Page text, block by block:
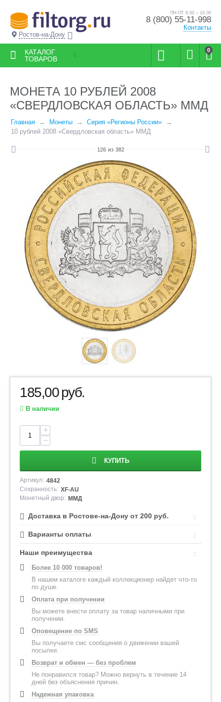
Ростов-на-Дону
ПН-ПТ 8.00 – 16.00
8 (800) 55-11-998
Контакты
0
КАТАЛОГ
ТОВАРОВ
МОНЕТА 10 РУБЛЕЙ 2008
«СВЕРДЛОВСКАЯ ОБЛАСТЬ» ММД
Главная Монеты
Серия «Регионы России»
10 рублей 2008 «Свердловская область» ММД
126 из 382
185,00руб.
В наличии
+
−
КУПИТЬ
Артикул: 4842
Сохранность: XF-AU
Монетный двор: ММД
Доставка в Ростове-на-Дону от 200 руб.
Варианты оплаты
Наши преимущества
Более 10 000 товаров!
В нашем каталоге каждый коллекционер найдет что-то
по душе.
Оплата при получении
Вы можете внести оплату за товар наличными при
получении.
Оповещение по SMS
Вы получаете смс сообщения о движении вашей
посылки.
Возврат и обмен — без проблем
Не понравился товар? Можно вернуть в течение 14
дней без объяснения причин.
Надежная упаковка